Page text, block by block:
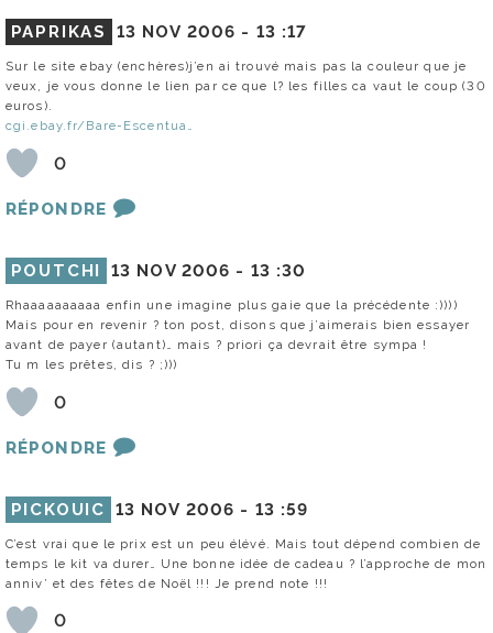
PAPRIKAS 13 NOV 2006 - 13 :17
Sur le site ebay (enchères)j’en ai trouvé mais pas la couleur que je
veux, je vous donne le lien par ce que l? les filles ca vaut le coup (30
euros).
cgi.ebay.fr/Bare-Escentua…
0
RÉPONDRE
POUTCHI 13 NOV 2006 - 13 :30
Rhaaaaaaaaaa enfin une imagine plus gaie que la précédente :))))
Mais pour en revenir ? ton post, disons que j’aimerais bien essayer
avant de payer (autant)… mais ? priori ça devrait être sympa !
Tu m les prêtes, dis ? ;)))
0
RÉPONDRE
PICKOUIC 13 NOV 2006 - 13 :59
C’est vrai que le prix est un peu élévé. Mais tout dépend combien de
temps le kit va durer… Une bonne idée de cadeau ? l’approche de mon
anniv’ et des fêtes de Noël !!! Je prend note !!!
0